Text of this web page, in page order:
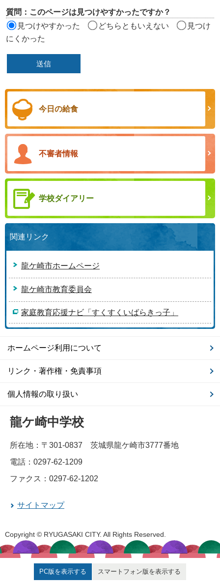
質問：このページは見つけやすかったですか？
見つけやすかった
どちらともいえない
見つけ
にくかった
今日の給食
不審者情報
学校ダイアリー
関連リンク
龍ケ崎市ホームページ
龍ケ崎市教育委員会
家庭教育応援ナビ「すくすくいばらきっ子」
ホームページ利用について
リンク・著作権・免責事項
個人情報の取り扱い
龍ケ崎中学校
所在地：〒301-0837 茨城県龍ケ崎市3777番地
電話：0297-62-1209
ファクス：0297-62-1202
サイトマップ
Copyright © RYUGASAKI CITY. All Rights Reserved.
PC版を表示する スマートフォン版を表示する